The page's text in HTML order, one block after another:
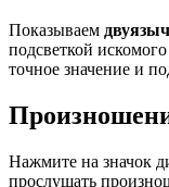
Показываем
подсветкой
точное значение и
Нажмите на значок
прослушать